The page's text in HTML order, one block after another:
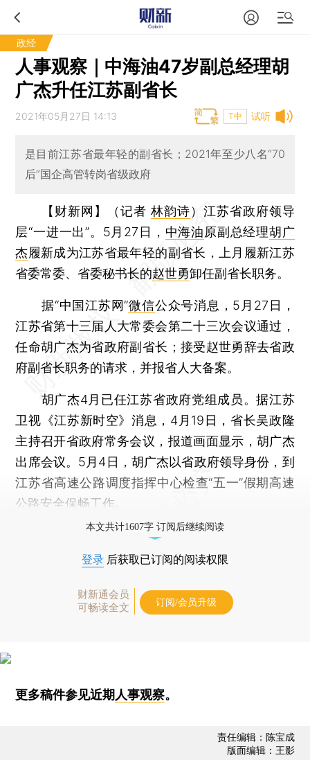
政经
人事观察｜中海油47岁副总经理胡
广杰升任江苏副省长
试听
2021年05月27日 14:13 T中
是目前江苏省最年轻的副省长；2021年至少八名“70
后”国企高管转岗省级政府
【财新网】（记者 林韵诗） 江苏省政府领导
层“一进一出”。5月27日， 中海油原副总经理胡广
杰履新成为江苏省最年轻的副省长，上月履新江苏
省委常委、省委秘书长的赵世勇卸任副省长职务。
据“中国江苏网”微信公众号消息，5月27日，
江苏省第十三届人大常委会第二十三次会议通过，
任命胡广杰为省政府副省长；接受赵世勇辞去省政
府副省长职务的请求，并报省人大备案。
胡广杰4月已任江苏省政府党组成员。据江苏
卫视《江苏新时空》消息，4月19日，省长吴政隆
主持召开省政府常务会议，报道画面显示，胡广杰
出席会议。5月4日，胡广杰以省政府领导身份，到
江苏省高速公路调度指挥中心检查“五一”假期高速
公路安全保畅工作。
本文共计1607字 订阅后继续阅读
登录 后获取已订阅的阅读权限
财新通会员
可畅读全文
订阅/会员升级
更多稿件参见近期 人事观察。
责任编辑：陈宝成
版面编辑：王影